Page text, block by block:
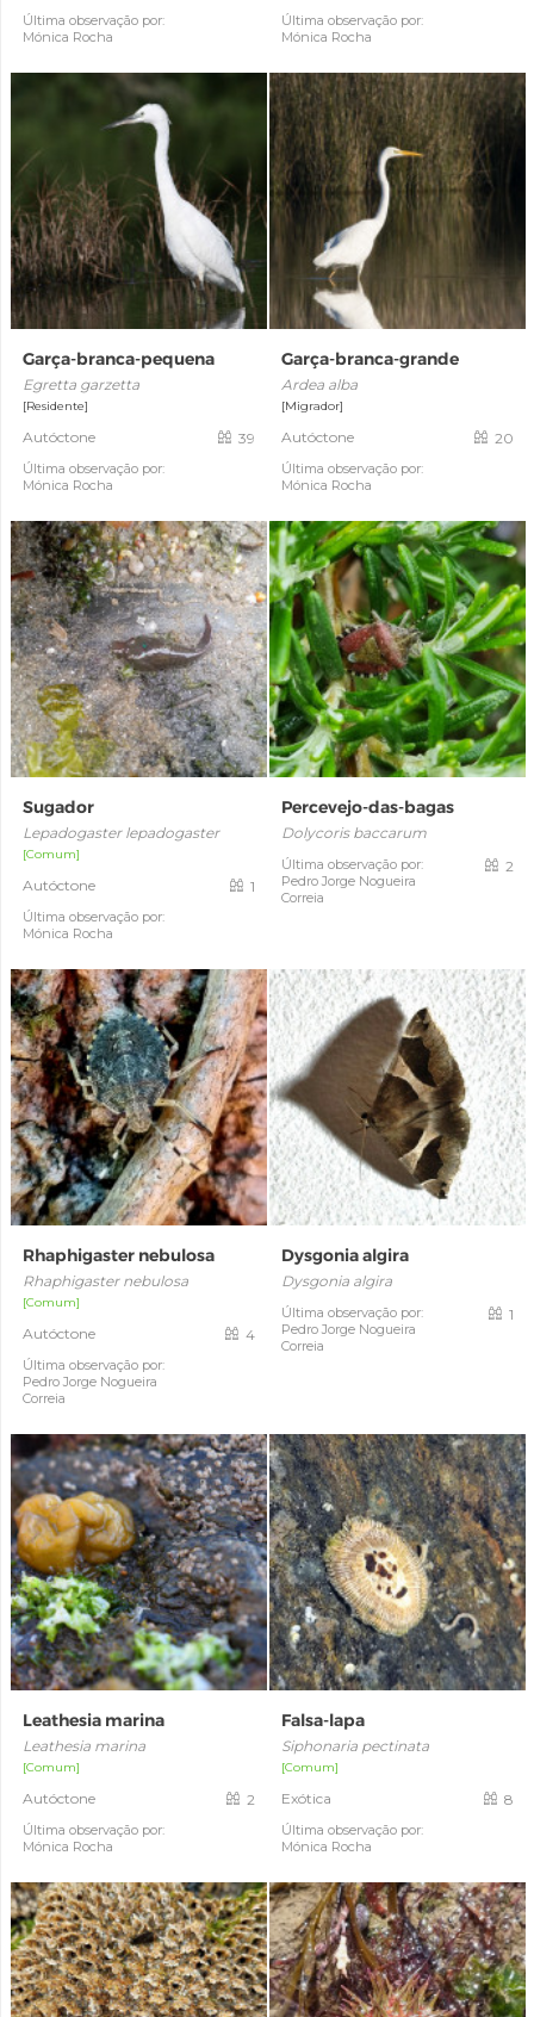
Última observação por:
Mónica Rocha
Última observação por:
Mónica Rocha
Garça-branca-pequena
Egretta garzetta
[Residente]
Autóctone
Última observação por:
Mónica Rocha
39
Garça-branca-grande
Ardea alba
[Migrador]
Autóctone
Última observação por:
Mónica Rocha
20
Sugador
Lepadogaster lepadogaster
[Comum]
Autóctone
Última observação por:
Mónica Rocha
1
Percevejo-das-bagas
Dolycoris baccarum
Última observação por:
Pedro Jorge Nogueira
Correia
2
Rhaphigaster nebulosa
Rhaphigaster nebulosa
[Comum]
Autóctone
Última observação por:
Pedro Jorge Nogueira
Correia
4
Dysgonia algira
Dysgonia algira
Última observação por:
Pedro Jorge Nogueira
Correia
1
Leathesia marina
Leathesia marina
[Comum]
Autóctone
Última observação por:
Mónica Rocha
2
Falsa-lapa
Siphonaria pectinata
[Comum]
Exótica
Última observação por:
Mónica Rocha
8